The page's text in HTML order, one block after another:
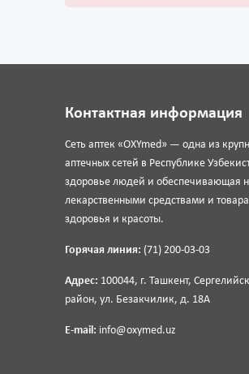
Контактная информация
Сеть аптек «OXYmed» — одна из
аптечных сетей в Республике
здоровье людей и обеспечивающая
лекарственными средствами и
здоровья и красоты.
Горячая линия: (71) 200-03-03
Адрес: 100044, г. Ташкент,
район, ул. Безакчилик, д. 18А
E-mail: info@oxymed.uz